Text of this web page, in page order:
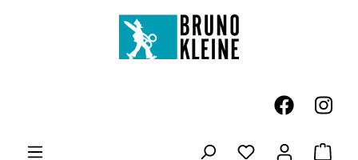
Zum Hauptinhalt springen
Du hast 0